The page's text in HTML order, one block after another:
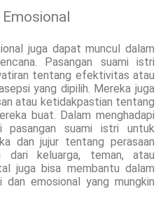
juga dapat muncul dalam
Pasangan suami istri
tentang efektivitas atau
yang dipilih. Mereka juga
atau ketidakpastian tentang
buat. Dalam menghadapi
pasangan suami istri untuk
dan jujur tentang perasaan
dari keluarga, teman, atau
juga bisa membantu dalam
emosional yang mungkin